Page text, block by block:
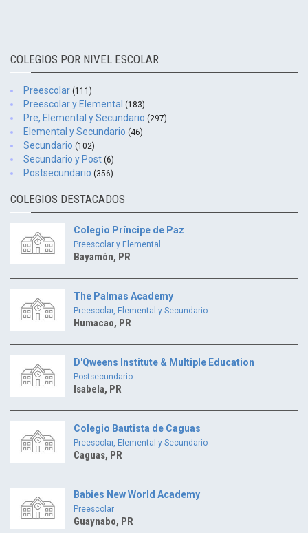
COLEGIOS POR NIVEL ESCOLAR
Preescolar (111)
Preescolar y Elemental (183)
Pre, Elemental y Secundario (297)
Elemental y Secundario (46)
Secundario (102)
Secundario y Post (6)
Postsecundario (356)
COLEGIOS DESTACADOS
Colegio Príncipe de Paz
Preescolar y Elemental
Bayamón, PR
The Palmas Academy
Preescolar, Elemental y Secundario
Humacao, PR
D'Qweens Institute & Multiple Education
Postsecundario
Isabela, PR
Colegio Bautista de Caguas
Preescolar, Elemental y Secundario
Caguas, PR
Babies New World Academy
Preescolar
Guaynabo, PR